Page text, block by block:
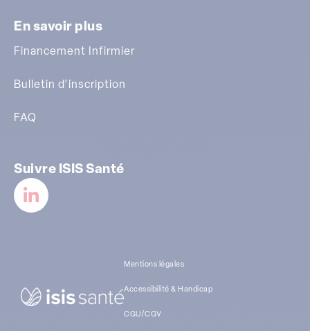
En savoir plus
Financement Infirmier
Bulletin d’inscription
FAQ
Suivre ISIS Santé
Mentions légales
Accessibilité & Handicap
CGU/CGV